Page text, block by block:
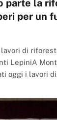
parte la
per un
di
LepiniA
oggi i lavori